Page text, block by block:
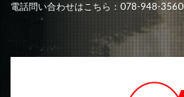
電話問い合わせはこちら：078-948-3560